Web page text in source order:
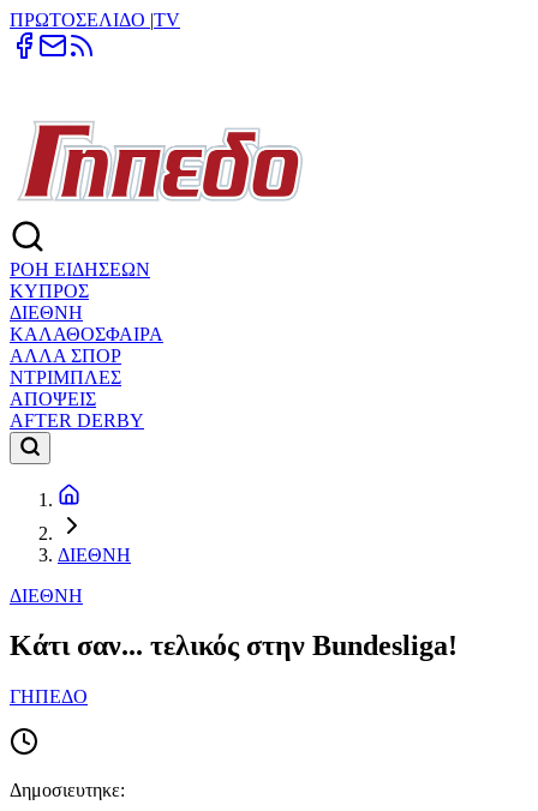
ΠΡΩΤΟΣΕΛΙΔΟ |TV
ΡΟΗ ΕΙΔΗΣΕΩΝ
ΚΥΠΡΟΣ
ΔΙΕΘΝΗ
ΚΑΛΑΘΟΣΦΑΙΡΑ
ΑΛΛΑ ΣΠΟΡ
ΝΤΡΙΜΠΛΕΣ
ΑΠΟΨΕΙΣ
AFTER DERBY
ΔΙΕΘΝΗ
ΔΙΕΘΝΗ
Κάτι σαν... τελικός στην Bundesliga!
ΓΗΠΕΔΟ
Δημοσιευτηκε: